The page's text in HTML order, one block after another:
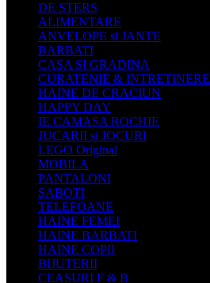
DE STERS
ALIMENTARE
ANVELOPE si JANTE
BARBATI
CASA SI GRADINA
CURATENIE & INTRETINERE
HAINE DE CRACIUN
HAPPY DAY
IE CAMASA ROCHIE
JUCARII si JOCURI
LEGO Original
MOBILA
PANTALONI
SABOTI
TELEFOANE
HAINE FEMEI
HAINE BARBATI
HAINE COPII
BIJUTERII
CEASURI F & B